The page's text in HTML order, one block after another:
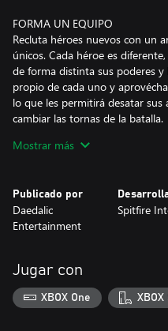
FORMA UN EQUIPO
Recluta héroes nuevos con un
únicos. Cada héroe es
de forma distinta sus poderes
propio de cada uno y
lo que les permitirá desatar
cambiar las tornas de la batalla.
ESTRATEGIA POR TURNOS
posicionamiento son muy
enfrentarte de formas distintas
que te encuentres. En Capes,
poder no te hará invulnerable,
serán lo que determine si
¡AUNAD FUERZAS!
Mostrar más
Publicado por
Daedalic
Entertainment
Spitfire
Jugar con
XBOX One